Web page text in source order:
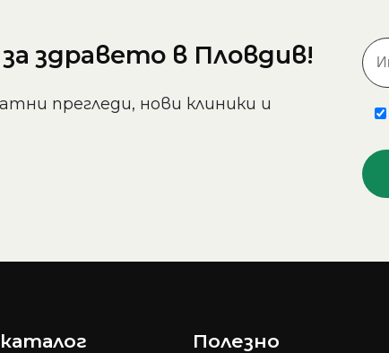
здравето в Пловдив!
прегледи, нови клиники и
Полезно